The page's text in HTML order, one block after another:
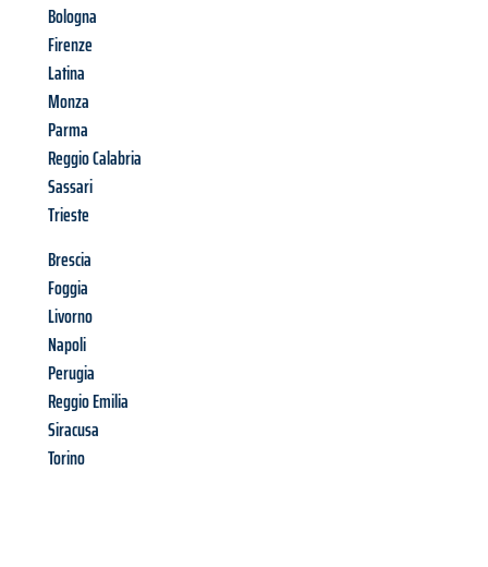
Bologna
Firenze
Latina
Monza
Parma
Reggio Calabria
Sassari
Trieste
Brescia
Foggia
Livorno
Napoli
Perugia
Reggio Emilia
Siracusa
Torino